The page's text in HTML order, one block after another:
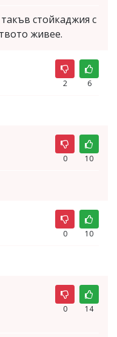
стойкаджия с
живее.
2 6
0 10
0 10
0 14